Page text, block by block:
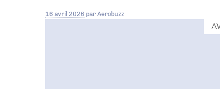
Jetfly
Pilatus PC-12
Pilatus PC-24
Cessna Citation XLS Gen2
Cessna Citation
16 avril 2026 par Aerobuzz